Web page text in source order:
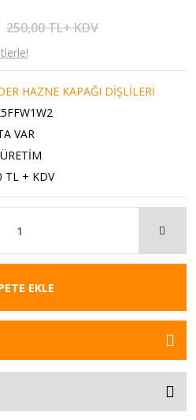
250,00 TL+ KDV
HAZNE KAPAĞI DİŞLİLERİ
VAR
TL + KDV
EKLE